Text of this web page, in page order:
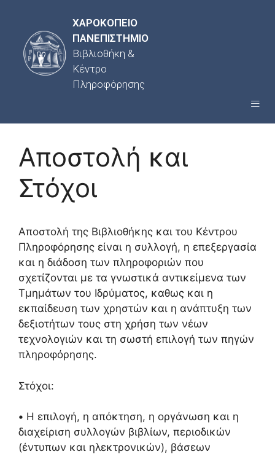
ΧΑΡΟΚΟΠΕΙΟ
ΠΑΝΕΠΙΣΤΗΜΙΟ
Βιβλιοθήκη &
Κέντρο
Πληροφόρησης
Αποστολή και
Στόχοι
Αποστολή της Βιβλιοθήκης και του Κέντρου
Πληροφόρησης είναι η συλλογή, η επεξεργασία
και η διάδοση των πληροφοριών που
σχετίζονται με τα γνωστικά αντικείμενα των
Τμημάτων του Ιδρύματος, καθως και η
εκπαίδευση των χρηστών και η ανάπτυξη των
δεξιοτήτων τους στη χρήση των νέων
τεχνολογιών και τη σωστή επιλογή των πηγών
πληροφόρησης.
Στόχοι:
• Η επιλογή, η απόκτηση, η οργάνωση και η
διαχείριση συλλογών βιβλίων, περιοδικών
(έντυπων και ηλεκτρονικών), βάσεων